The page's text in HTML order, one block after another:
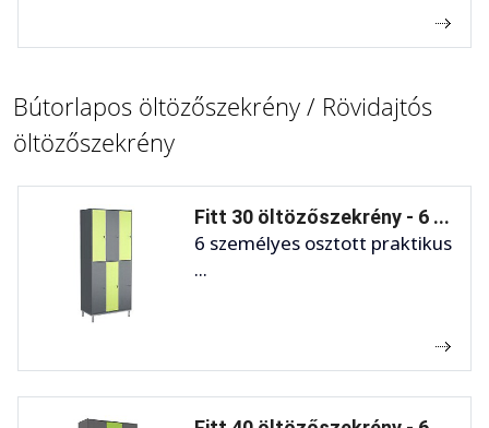
Bútorlapos öltözőszekrény / Rövidajtós
öltözőszekrény
Fitt 30 öltözőszekrény - 6 ...
6 személyes osztott praktikus
...